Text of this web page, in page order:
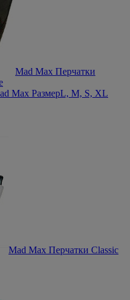
Mad Max Перчатки
Max РазмерL, M, S, XL
Mad Max Перчатки Classic